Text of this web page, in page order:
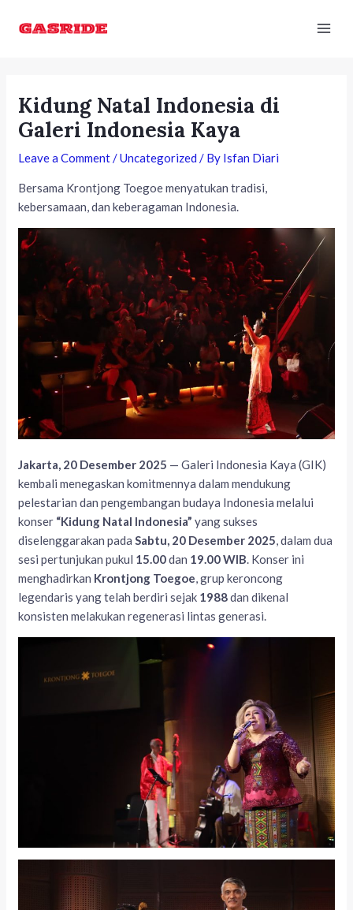
Kidung Natal Indonesia di
Galeri Indonesia Kaya
Leave a Comment/Uncategorized / By Isfan Diari
Bersama Krontjong Toegoe menyatukan tradisi,
kebersamaan, dan keberagaman Indonesia.
Jakarta, 20 Desember 2025 — Galeri Indonesia Kaya (GIK)
kembali menegaskan komitmennya dalam mendukung
pelestarian dan pengembangan budaya Indonesia melalui
konser “Kidung Natal Indonesia” yang sukses
diselenggarakan pada Sabtu, 20 Desember 2025 , dalam dua
sesi pertunjukan pukul 15.00dan 19.00 WIB . Konser ini
menghadirkan Krontjong Toegoe , grup keroncong
legendaris yang telah berdiri sejak 1988dan dikenal
konsisten melakukan regenerasi lintas generasi.
navigation